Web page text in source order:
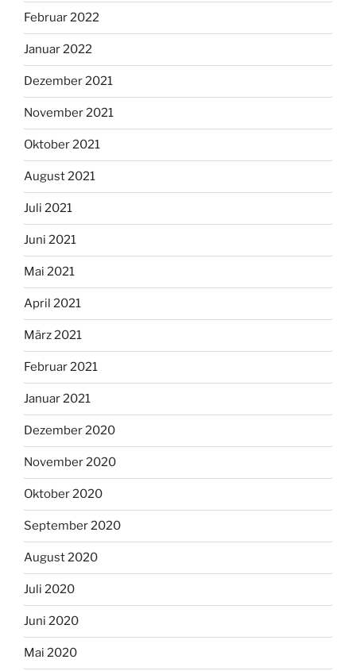
Februar 2022
Januar 2022
Dezember 2021
November 2021
Oktober 2021
August 2021
Juli 2021
Juni 2021
Mai 2021
April 2021
März 2021
Februar 2021
Januar 2021
Dezember 2020
November 2020
Oktober 2020
September 2020
August 2020
Juli 2020
Juni 2020
Mai 2020